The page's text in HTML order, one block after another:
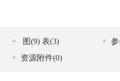
图(9) 表(3)
资源附件(0)